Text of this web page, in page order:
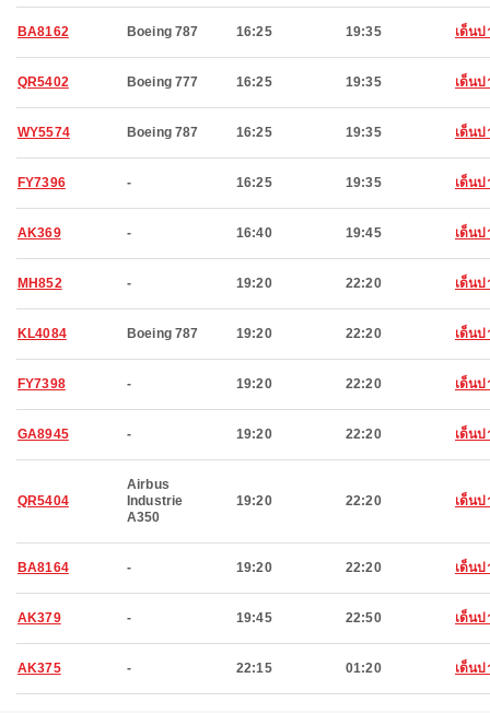
BA8162 Boeing 787 16:25 19:35 เด็นป
QR5402 Boeing 777 16:25 19:35 เด็นป
WY5574 Boeing 787 16:25 19:35 เด็นป
FY7396 - 16:25 19:35 เด็นป
AK369 - 16:40 19:45 เด็นป
MH852 - 19:20 22:20 เด็นป
KL4084 Boeing 787 19:20 22:20 เด็นป
FY7398 - 19:20 22:20 เด็นป
GA8945 - 19:20 22:20 เด็นป
QR5404
Airbus
Industrie
A350
19:20 22:20 เด็นป
BA8164 - 19:20 22:20 เด็นป
AK379 - 19:45 22:50 เด็นป
AK375 - 22:15 01:20 เด็นป